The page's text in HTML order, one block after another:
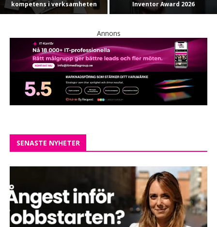
kompetens i verksamheten
Inventor Award 2026
Annons
SENASTE NYHETER